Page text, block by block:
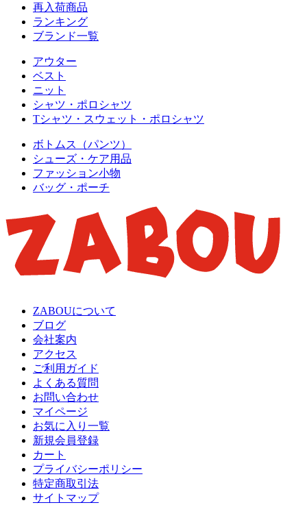
再入荷商品
ランキング
ブランド一覧
アウター
ベスト
ニット
シャツ・ポロシャツ
Tシャツ・スウェット・ポロシャツ
ボトムス（パンツ）
シューズ・ケア用品
ファッション小物
バッグ・ポーチ
ZABOUについて
ブログ
会社案内
アクセス
ご利用ガイド
よくある質問
お問い合わせ
マイページ
お気に入り一覧
新規会員登録
カート
プライバシーポリシー
特定商取引法
サイトマップ